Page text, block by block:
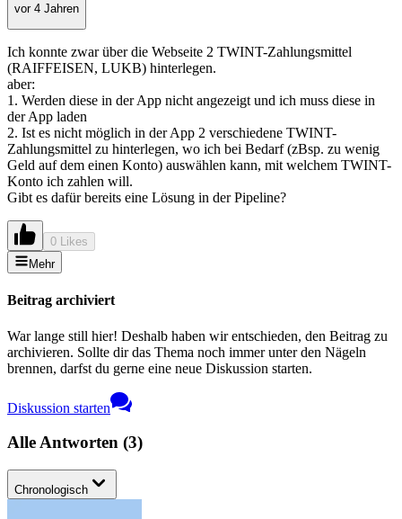
vor 4 Jahren
Ich konnte zwar über die Webseite 2 TWINT-Zahlungsmittel
(RAIFFEISEN, LUKB) hinterlegen.
aber:
1. Werden diese in der App nicht angezeigt und ich muss diese in
der App laden
2. Ist es nicht möglich in der App 2 verschiedene TWINT-
Zahlungsmittel zu hinterlegen, wo ich bei Bedarf (zBsp. zu wenig
Geld auf dem einen Konto) auswählen kann, mit welchem TWINT-
Konto ich zahlen will.
Gibt es dafür bereits eine Lösung in der Pipeline?
0 Likes
Mehr
Beitrag archiviert
War lange still hier! Deshalb haben wir entschieden, den Beitrag zu
archivieren. Sollte dir das Thema noch immer unter den Nägeln
brennen, darfst du gerne eine neue Diskussion starten.
Diskussion starten
Alle Antworten (3)
Chronologisch